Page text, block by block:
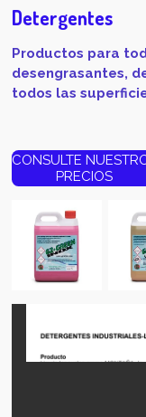
Detergentes
Productos para
desengrasantes,
todos las
CONSULTE
PRECIOS